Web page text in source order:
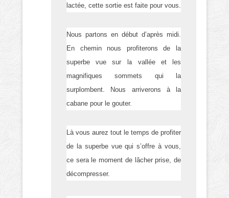
lactée, cette sortie est faite pour vous.
Nous partons en début d’après midi.
En chemin nous profiterons de la
superbe vue sur la vallée et les
magnifiques sommets qui la
surplombent. Nous arriverons à la
cabane pour le gouter.
Là vous aurez tout le temps de profiter
de la superbe vue qui s’offre à vous,
ce sera le moment de lâcher prise, de
décompresser.